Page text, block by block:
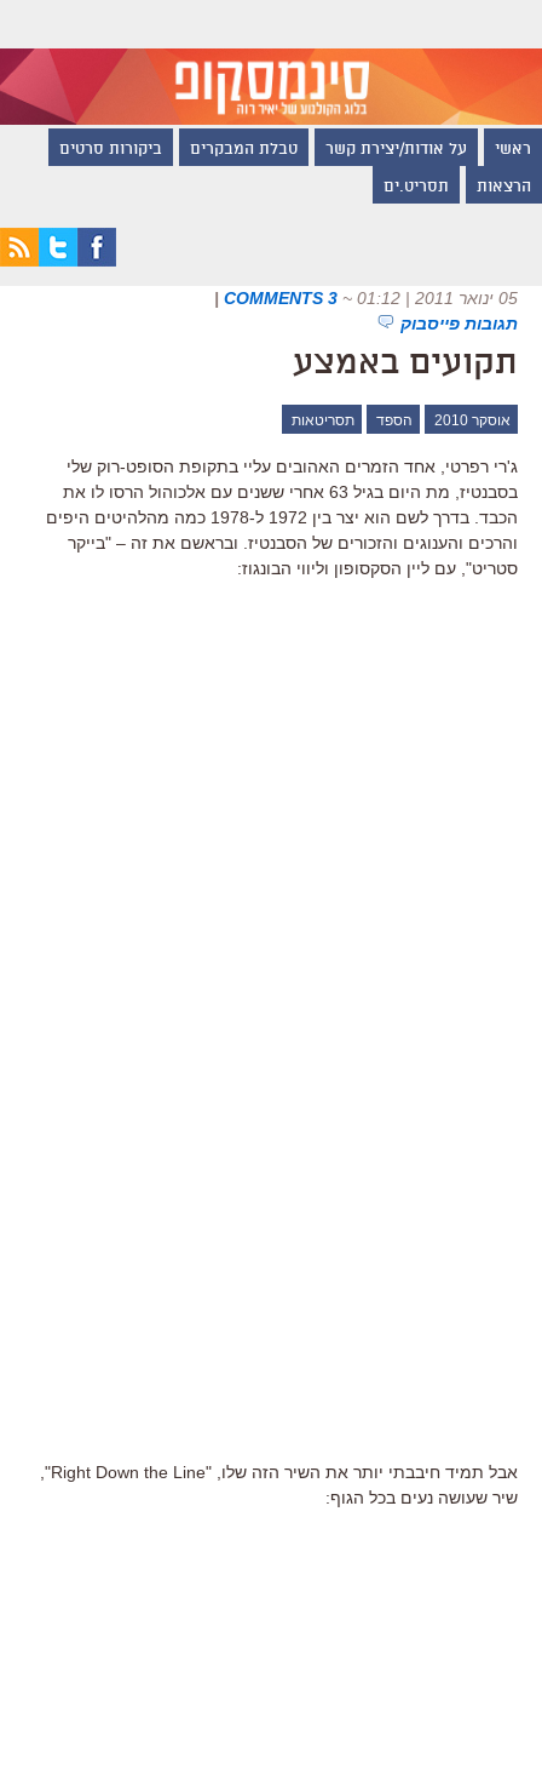
ראשי על אודות/יצירת קשר טבלת המבקרים ביקורות סרטים
הרצאות תסריט.ים
05 ינואר 2011 | 01:12 ~
3 COMMENTS
|
תגובות פייסבוק
תקועים באמצע
אוסקר 2010 הספד תסריטאות
ג'רי רפרטי, אחד הזמרים האהובים עליי בתקופת הסופט-רוק שלי
בסבנטיז, מת היום בגיל 63 אחרי ששנים עם אלכוהול הרסו לו את
הכבד. בדרך לשם הוא יצר בין 1972 ל-1978 כמה מהלהיטים היפים
והרכים והענוגים והזכורים של הסבנטיז. ובראשם את זה – "בייקר
סטריט", עם ליין הסקסופון וליווי הבונגוז:
אבל תמיד חיבבתי יותר את השיר הזה שלו, "Right Down the Line",
שיר שעושה נעים בכל הגוף: